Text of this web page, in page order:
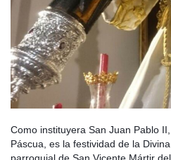
Como instituyera San Juan Pablo
Páscua, es la festividad de la
parroquial de San Vicente Mártir